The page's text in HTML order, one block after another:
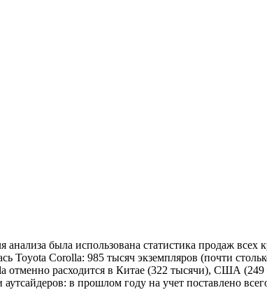
была использована статистика продаж
Corolla: 985 тысяч экземпляров (почти
расходится в Китае (322 тысячи), США
в прошлом году на учет поставлено